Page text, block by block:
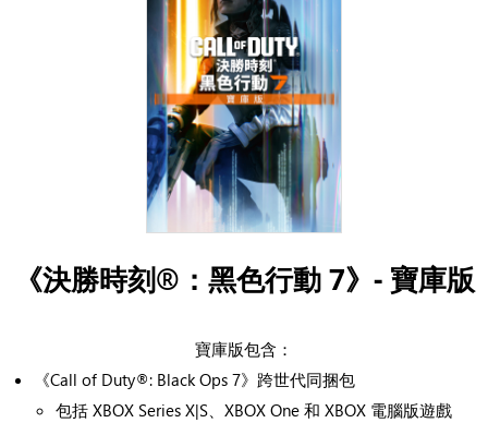
《決勝時刻®：黑色行動 7》- 寶庫版
寶庫版包含：
《Call of Duty®: Black Ops 7》跨世代同捆包
包括 XBOX Series X|S、XBOX One 和 XBOX 電腦版遊戲